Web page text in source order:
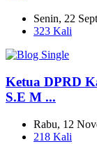
Senin, 22
323 Kali
Ketua DPRD
S.E M ...
Rabu, 12
218 Kali